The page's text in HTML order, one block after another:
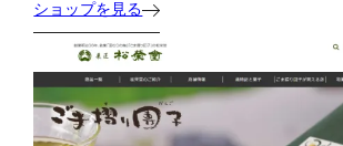
ショップを見る